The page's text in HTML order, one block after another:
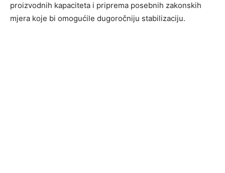
proizvodnih kapaciteta i priprema posebnih zakonskih
mjera koje bi omogućile dugoročniju stabilizaciju.